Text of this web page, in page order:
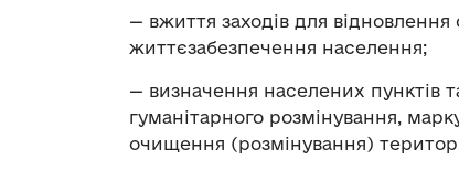
— вжиття заходів для
життєзабезпечення населення;
— визначення населених пунктів
гуманітарного розмінування,
очищення (розмінування)